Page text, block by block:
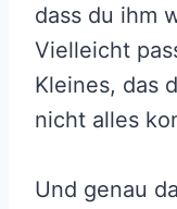
dass du ihm
Vielleicht
Kleines, das
nicht alles
Und genau